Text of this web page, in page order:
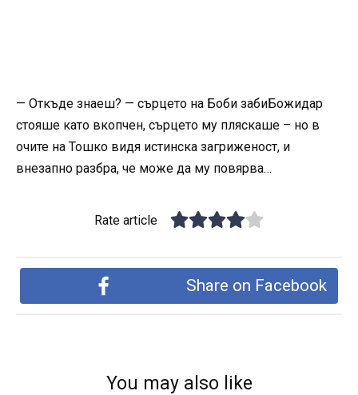
— Откъде знаеш? — сърцето на Боби забиБожидар
стояше като вкопчен, сърцето му пляскаше – но в
очите на Тошко видя истинска загриженост, и
внезапно разбра, че може да му повярва…
Rate article
Share on Facebook
You may also like